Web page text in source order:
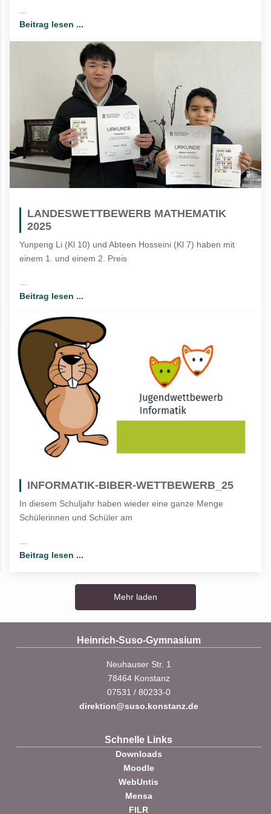
Beitrag lesen ...
LANDESWETTBEWERB MATHEMATIK
2025
Yunpeng Li (Kl 10) und Abteen Hosseini (Kl 7) haben mit
einem 1. und einem 2. Preis
...
Beitrag lesen ...
INFORMATIK-BIBER-WETTBEWERB_25
In diesem Schuljahr haben wieder eine ganze Menge
Schülerinnen und Schüler am
...
Beitrag lesen ...
Mehr laden
Heinrich-Suso-Gymnasium
Neuhauser Str. 1
78464 Konstanz
07531 / 80233-0
direktion@suso.konstanz.de
Schnelle Links
Downloads
Moodle
WebUntis
Mensa
FILR